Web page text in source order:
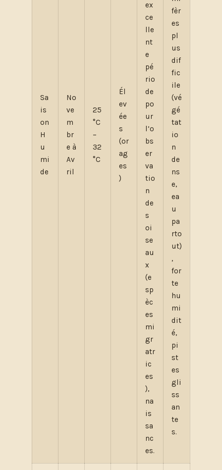
Sa
is
on
H
u
mi
de
No
ve
m
br
e à
Av
ril
25
°C
–
32
°C
Él
ev
ée
s
(or
ag
es
)
ex
ce
lle
nt
e
pé
rio
de
po
ur
l’o
bs
er
va
tio
n
de
s
oi
se
au
x
(e
sp
èc
es
mi
gr
atr
ic
es
),
na
is
sa
nc
es.
fèr
es
pl
us
dif
fic
ile
(vé
gé
tat
io
n
de
ns
e,
ea
u
pa
rto
ut)
,
for
te
hu
mi
dit
é,
pi
st
es
gli
ss
an
te
s.